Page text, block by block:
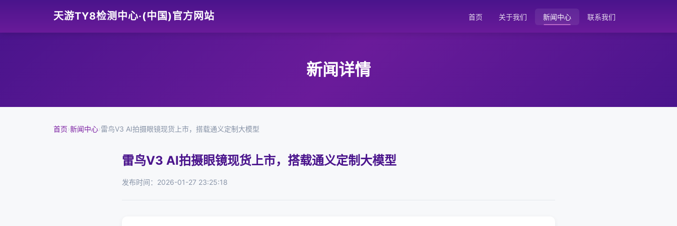
天游TY8检测中心·(中国)官方网站 首页 关于我们 新闻中心 联系我们
新闻详情
首页›新闻中心›雷鸟V3 AI拍摄眼镜现货上市，搭载通义定制大模型
雷鸟V3 AI拍摄眼镜现货上市，搭载通义定制大模型
发布时间：2026-01-27 23:25:18